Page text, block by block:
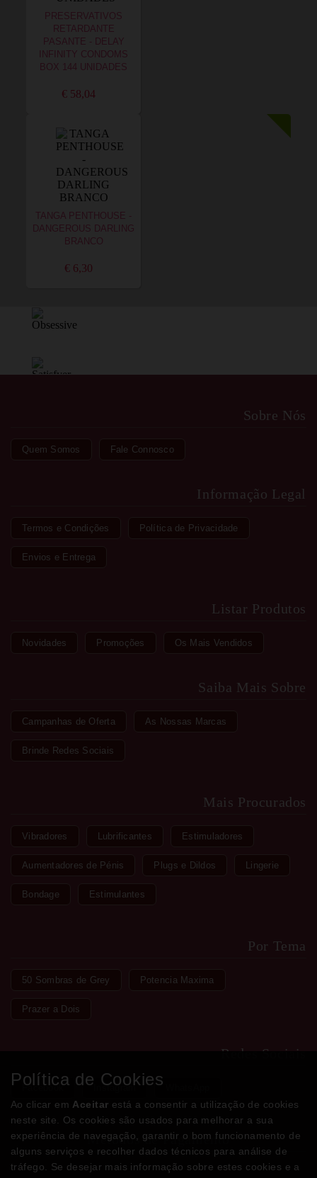
PRESERVATIVOS
RETARDANTE
PASANTE - DELAY
INFINITY CONDOMS
BOX 144 UNIDADES
€ 58,04
TANGA PENTHOUSE -
DANGEROUS DARLING
BRANCO
€ 6,30
Sobre Nós
Quem Somos Fale Connosco
Informação Legal
Termos e Condições Política de Privacidade
Envios e Entrega
Listar Produtos
Novidades Promoções Os Mais Vendidos
Saiba Mais Sobre
Campanhas de Oferta As Nossas Marcas
Brinde Redes Sociais
Mais Procurados
Vibradores Lubrificantes Estimuladores
Aumentadores de Pénis Plugs e Dildos Lingerie
Bondage Estimulantes
Por Tema
50 Sombras de Grey Potencia Maxima
Prazer a Dois
Redes Sociais
Facebook Instagram
Métodos de Pagamento
Política de Cookies
Ao clicar em Aceitar está a consentir a utilização de cookies
neste site. Os cookies são usados para melhorar a sua
experiência de navegação, garantir o bom funcionamento de
alguns serviços e recolher dados técnicos para análise de
tráfego. Se desejar mais informação sobre estes cookies e a